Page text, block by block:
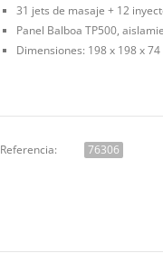
31 jets de masaje + 12
Panel Balboa TP500,
Dimensiones: 198 x 198 x
Referencia: 76306